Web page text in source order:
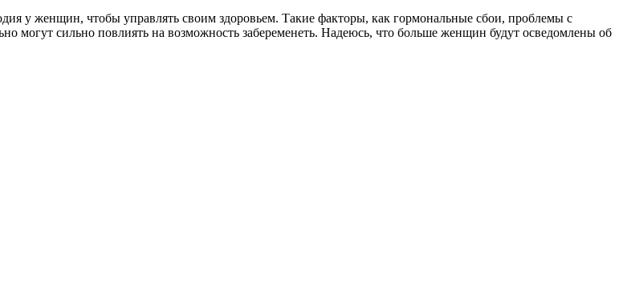
у женщин, чтобы управлять своим здоровьем. Такие факторы, как гормональные сбои, проблемы с
могут сильно повлиять на возможность забеременеть. Надеюсь, что больше женщин будут осведомлены об